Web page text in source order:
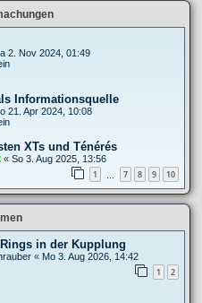
2. Nov 2024, 01:49
Informationsquelle
21. Apr 2024, 10:08
XTs und Ténérés
« So 3. Aug 2025, 13:56
1 … 7 8 9 10
in der Kupplung
« Mo 3. Aug 2026, 14:42
1 2